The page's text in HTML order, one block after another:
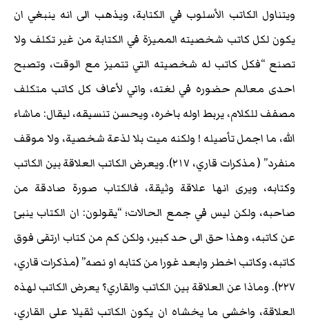
ويتناول الكاتب الأسلوب في الكتابة، ويذهب الى انه ينبغي ان
يكون لكل كاتب شخصيته المميزة في الكتابة من غير تكلف ولا
تصنع “فكل كاتب له شخصيته التي تتميز مع الوقت، وتصبح
احدى معالم حضوره في لغته، واني لأعاف كل كاتب متكلف
مصفف للكلام، يربط اوله باخره، ويحسن تنسيقه، ليقال: ماشاء
الله، ما اجمل تأصيله ! ولكنه ميت بلا لذعة شخصية، ولا موقف
منفرد” ( مذكرات قاري، ٢١٧). ويعرض الكاتب العلاقة بين الكاتب
وكتابه، ويرى انها علاقة وثيقة، فالكتاب صورة صادقة من
صاحبه، ولكن ليس في جمع الحالات؛ “يقولون: ان الكتاب ينبئ
عن كاتبه، وهذا حق الى حد كبير، ولكن كم من كتاب ارتقى فوق
كاتبه، وكاتب اخطر وابعد غورا من كتابه او نصه” (مذكرات قاري،
٢٢٧). وماذا عن العلاقة بين الكاتب والقاري؟ يعرض الكاتب لهذه
العلاقة، واخشى ما يخشاه ان يكون الكاتب ثقيلا على القاري،